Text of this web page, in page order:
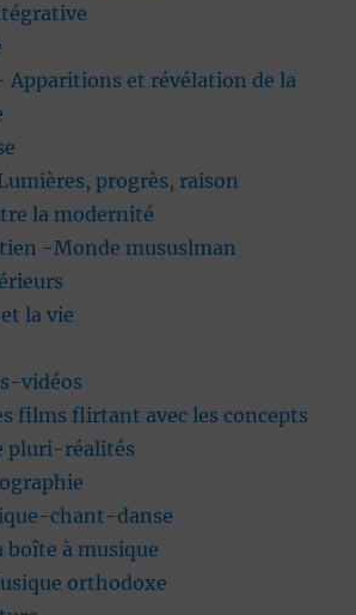
Apparitions et révélation de la
progrès, raison
la modernité
-Monde mususlman
la vie
vidéos
films flirtant avec les concepts
pluri-réalités
chant-danse
boîte à musique
orthodoxe